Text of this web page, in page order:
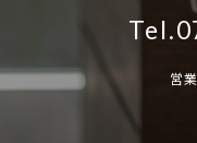
営